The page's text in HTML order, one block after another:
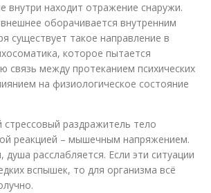
внутри находит отражение снаружи.
оборачивается внутренним
существует такое направление в
которое пытается
связь между протеканием психических
на физиологическое состояние
раздражитель тело
реакцией – мышечным напряжением.
душа расслабляется. Если эти ситуации
вспышек, то для организма всё